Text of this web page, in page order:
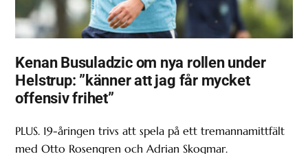
Kenan Busuladzic om nya rollen under
Helstrup: ”känner att jag får mycket
offensiv frihet”
PLUS. 19-åringen trivs att spela på ett tremannamittfält
med Otto Rosengren och Adrian Skogmar.